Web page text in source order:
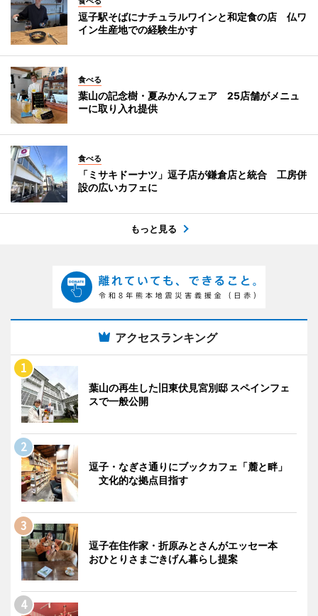
逗子駅そばにナチュラルワインと和定食の店 仏ワ
イン生産地での経験生かす
食べる
葉山の記念樹・夏みかんフェア 25店舗がメニュ
ーに取り入れ提供
食べる
「ミサキドーナツ」逗子店が鎌倉店と統合 工房併
設の広いカフェに
もっと見る
アクセスランキング
葉山の再生した旧東伏見宮別邸 スペインフェ
スで一般公開
逗子・なぎさ通りにブックカフェ「麓と畔」
文化的な拠点目指す
逗子在住作家・折原みとさんがエッセー本
おひとりさまごきげん暮らし提案